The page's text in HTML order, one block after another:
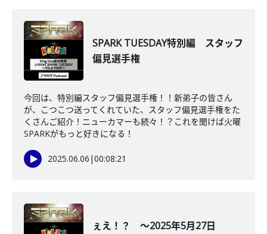
SPARK TUESDAY特別編 スタッフ
偏見選手権
今回は、特別編スタッフ偏見選手権！！新弟子の皆さん
が、こつこつ送ってくれていた、スタッフ偏見選手権をた
くさんご紹介！ニューカマーも続々！？これを聞けば火曜
SPARKがもっと好きになる！
2025.06.06 |00:08:21
ぇえ！？ ～2025年5月27日